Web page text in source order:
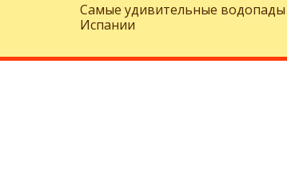
Самые удивительные водопады
Испании